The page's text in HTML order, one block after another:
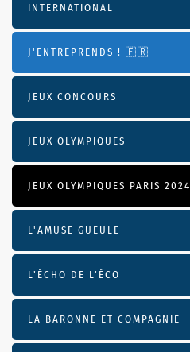
INTERNATIONAL
J'ENTREPRENDS ! 🇫🇷
JEUX CONCOURS
JEUX OLYMPIQUES
JEUX OLYMPIQUES PARIS 2024
L'AMUSE GUEULE
L’ÉCHO DE L’ÉCO
LA BARONNE ET COMPAGNIE